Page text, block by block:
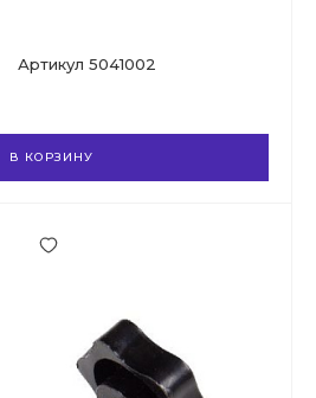
Артикул 5041002
В КОРЗИНУ